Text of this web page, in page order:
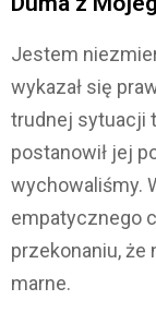
Jestem
wykazał się
trudnej sytuacji
postanowił jej
wychowaliśmy.
empatycznego
przekonaniu, że
marne.